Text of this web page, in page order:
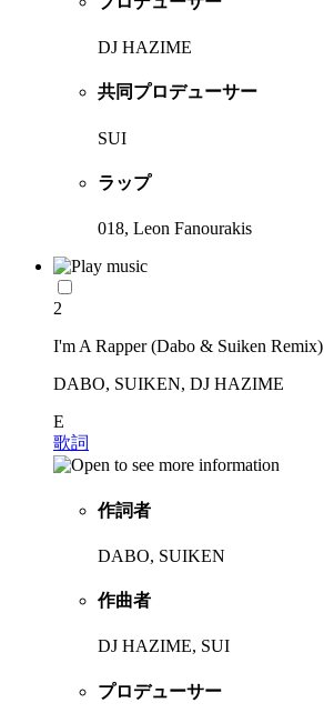
DJ HAZIME
共同プロデューサー
SUI
ラップ
018, Leon Fanourakis
2
I'm A Rapper (Dabo & Suiken Remix)
DABO, SUIKEN, DJ HAZIME
E
歌詞
作詞者
DABO, SUIKEN
作曲者
DJ HAZIME, SUI
プロデューサー